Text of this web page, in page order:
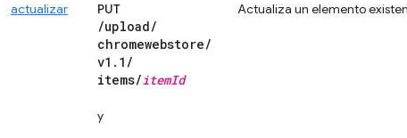
actualizar PUT
/upload/
chromewebstore/
v1 . 1 /
items/itemId
y
Actualiza un elemento